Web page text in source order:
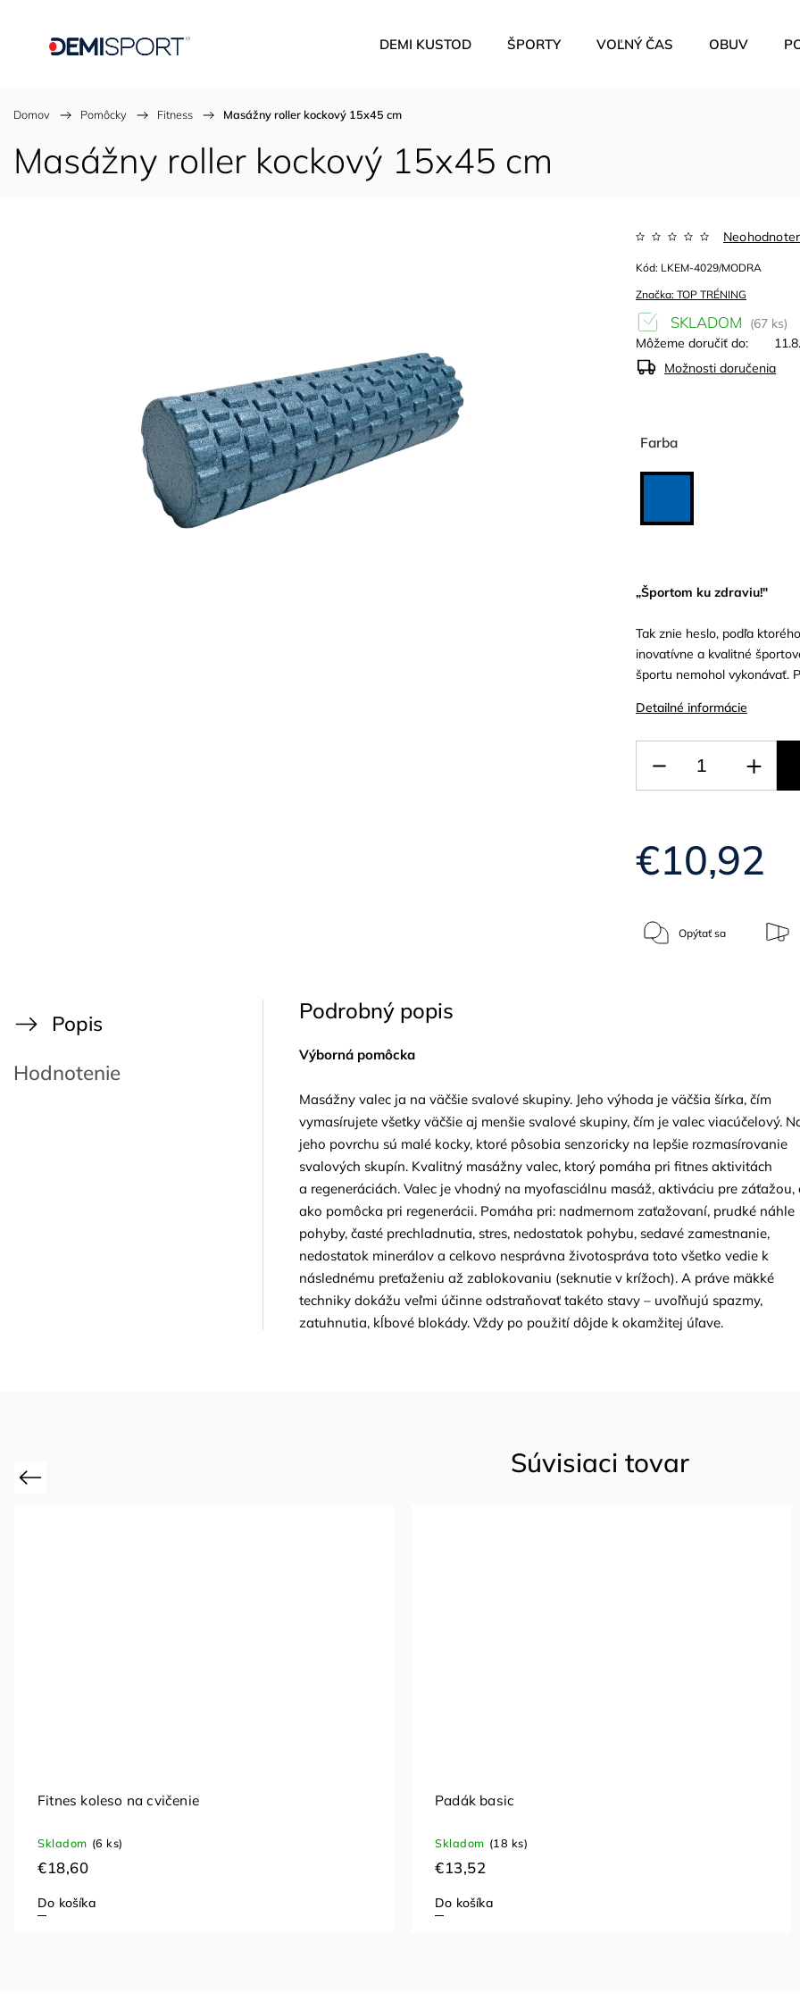
DEMI KUSTOD ŠPORTY VOĽNÝ ČAS OBUV
Domov / Pomôcky / Fitness / Masážny roller kockový 15x45 cm
Masážny roller kockový 15x45 cm
Značka:TOP TRÉNING
€10,92
Kód: LKEM-4029/MODRA
„Športom ku zdraviu!"
Tak znie heslo, podľa
inovatívne a kvalitné
športu nemohol vykonávať.
Detailné informácie
Farba
SKLADOM
(67 ks)
Môžeme doručiť do:
Možnosti doručenia
Opýtať sa
Popis
Hodnotenie
Podrobný popis
Výborná pomôcka
Masážny valec ja na väčšie svalové skupiny. Jeho výhoda je väčšia šírka, čím
vymasírujete všetky väčšie aj menšie svalové skupiny, čím je valec viacúčelový.
jeho povrchu sú malé kocky, ktoré pôsobia senzoricky na lepšie rozmasírovanie
svalových skupín. Kvalitný masážny valec, ktorý pomáha pri fitnes aktivitách
a regeneráciách. Valec je vhodný na myofasciálnu masáž, aktiváciu pre záťažou,
ako pomôcka pri regenerácii. Pomáha pri: nadmernom zaťažovaní, prudké náhle
pohyby, časté prechladnutia, stres, nedostatok pohybu, sedavé zamestnanie,
nedostatok minerálov a celkovo nesprávna životospráva toto všetko vedie k
následnému preťaženiu až zablokovaniu (seknutie v krížoch). A práve mäkké
techniky dokážu veľmi účinne odstraňovať takéto stavy – uvoľňujú spazmy,
zatuhnutia, kĺbové blokády. Vždy po použití dôjde k okamžitej úľave.
Súvisiaci tovar
Previous
Fitnes koleso na cvičenie
Skladom (6 ks)
€18,60
Do košíka
Padák basic
Skladom (18 ks)
€13,52
Do košíka